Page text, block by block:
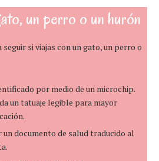
un perro o un hurón
seguir si viajas con un gato, un perro o
por medio de un microchip.
un tatuaje legible para mayor
documento de salud traducido al